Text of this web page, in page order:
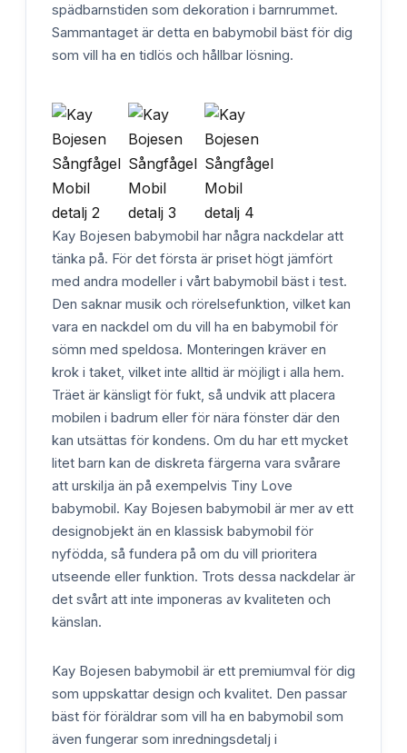
spädbarnstiden som dekoration i barnrummet.
Sammantaget är detta en babymobil bäst för dig
som vill ha en tidlös och hållbar lösning.
Kay Bojesen babymobil har några nackdelar att
tänka på. För det första är priset högt jämfört
med andra modeller i vårt babymobil bäst i test.
Den saknar musik och rörelsefunktion, vilket kan
vara en nackdel om du vill ha en babymobil för
sömn med speldosa. Monteringen kräver en
krok i taket, vilket inte alltid är möjligt i alla hem.
Träet är känsligt för fukt, så undvik att placera
mobilen i badrum eller för nära fönster där den
kan utsättas för kondens. Om du har ett mycket
litet barn kan de diskreta färgerna vara svårare
att urskilja än på exempelvis Tiny Love
babymobil. Kay Bojesen babymobil är mer av ett
designobjekt än en klassisk babymobil för
nyfödda, så fundera på om du vill prioritera
utseende eller funktion. Trots dessa nackdelar är
det svårt att inte imponeras av kvaliteten och
känslan.
Kay Bojesen babymobil är ett premiumval för dig
som uppskattar design och kvalitet. Den passar
bäst för föräldrar som vill ha en babymobil som
även fungerar som inredningsdetalj i